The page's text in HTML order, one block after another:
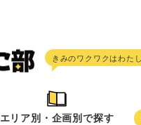
エリア別・企画別で探す